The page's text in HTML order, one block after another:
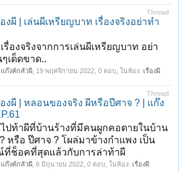
Thread
องผี | เล่นผีเหรียญบาท เรื่องจริงอย่าทำ
เรื่องจริงจากการเล่นผีเหรียญบาท อย่า
เด็ดขาด..
แก๊งค์กลัวผี 19 พฤศจิกายน 2022 , 0 ตอบ, ในห้อง: เรื่องผี
Thread
องผี | หลอนของจริง ผีหรือปีศาจ ? | แก๊ง
ไปท้าผีที่บ้านร้างที่มีคนผูกคอตายในบ้าน
หรือ ป๊ศาจ ? โผล่มาข้างกำแพง เป็น
ที่ช็อคที่สุดแล้วกับการล่าท้าผี
แก๊งค์กลัวผี 6 มิถุนายน 2022 , 0 ตอบ, ในห้อง: เรื่องผี